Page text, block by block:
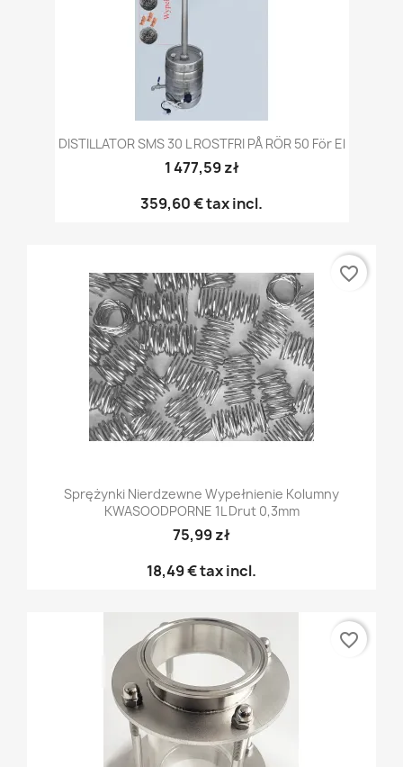
DISTILLATOR SMS 30 L ROSTFRI PÅ RÖR 50 För El
1 477,59 zł
359,60 €tax incl.
Sprężynki Nierdzewne Wypełnienie Kolumny
KWASOODPORNE 1L Drut 0,3mm
75,99 zł
18,49 €tax incl.
favorite_border
favorite_border